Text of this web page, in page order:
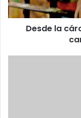
a
las
madresDesde la